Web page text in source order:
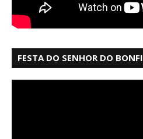
FESTA DO SENHOR DO